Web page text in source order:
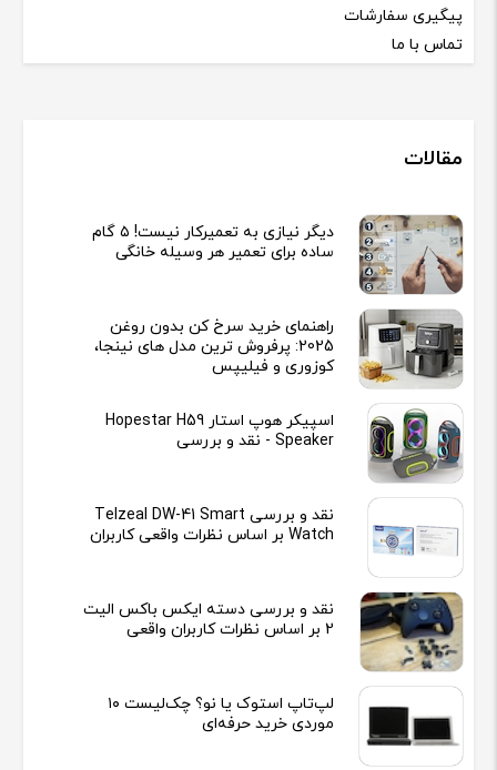
پیگیری سفارشات
تماس با ما
مقالات
دیگر نیازی به تعمیرکار نیست! ۵ گام
ساده برای تعمیر هر وسیله خانگی
راهنمای خرید سرخ کن بدون روغن
2025: پرفروش ترین مدل های نینجا،
کوزوری و فیلیپس
اسپیکر هوپ استار Hopestar H59
Speaker - نقد و بررسی
نقد و بررسی Telzeal DW-41 Smart
Watch بر اساس نظرات واقعی کاربران
نقد و بررسی دسته ایکس باکس الیت
2 بر اساس نظرات کاربران واقعی
لپ‌تاپ استوک یا نو؟ چک‌لیست ۱۰
موردی خرید حرفه‌ای